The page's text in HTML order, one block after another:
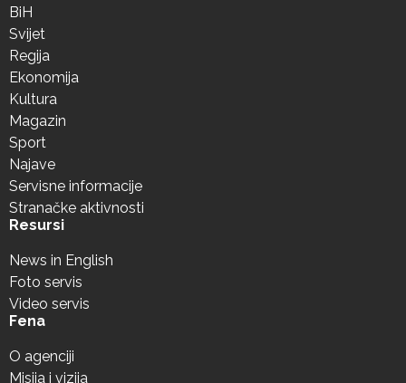
BiH
Svijet
Regija
Ekonomija
Kultura
Magazin
Sport
Najave
Servisne informacije
Stranačke aktivnosti
Resursi
News in English
Foto servis
Video servis
Fena
O agenciji
Misija i vizija